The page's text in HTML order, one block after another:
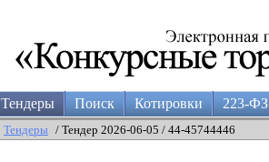
Тендеры Поиск Котировки 223-ФЗ
Тендеры / Тендер 2026-06-05 / 44-45744446